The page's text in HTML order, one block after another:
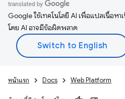
Google ใช้เทคโนโลยี AI เพื่อแปลเนื้อห
โดย AI อาจมีข้อผิดพลาด
หน้าแรก Docs Web Platform